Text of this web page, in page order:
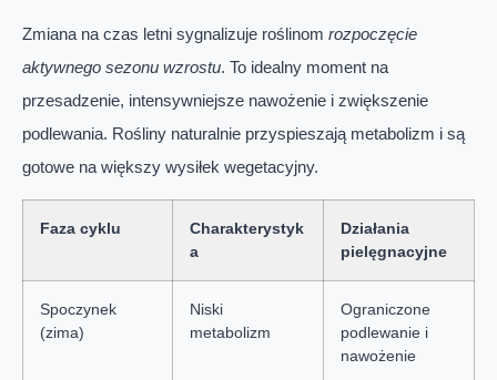
Zmiana na czas letni sygnalizuje roślinom rozpoczęcie
aktywnego sezonu wzrostu. To idealny moment na
przesadzenie, intensywniejsze nawożenie i zwiększenie
podlewania. Rośliny naturalnie przyspieszają metabolizm i są
gotowe na większy wysiłek wegetacyjny.
Faza cyklu
Charakterystyk
a
Działania
pielęgnacyjne
Spoczynek
(zima)
Niski
metabolizm
Ograniczone
podlewanie i
nawożenie